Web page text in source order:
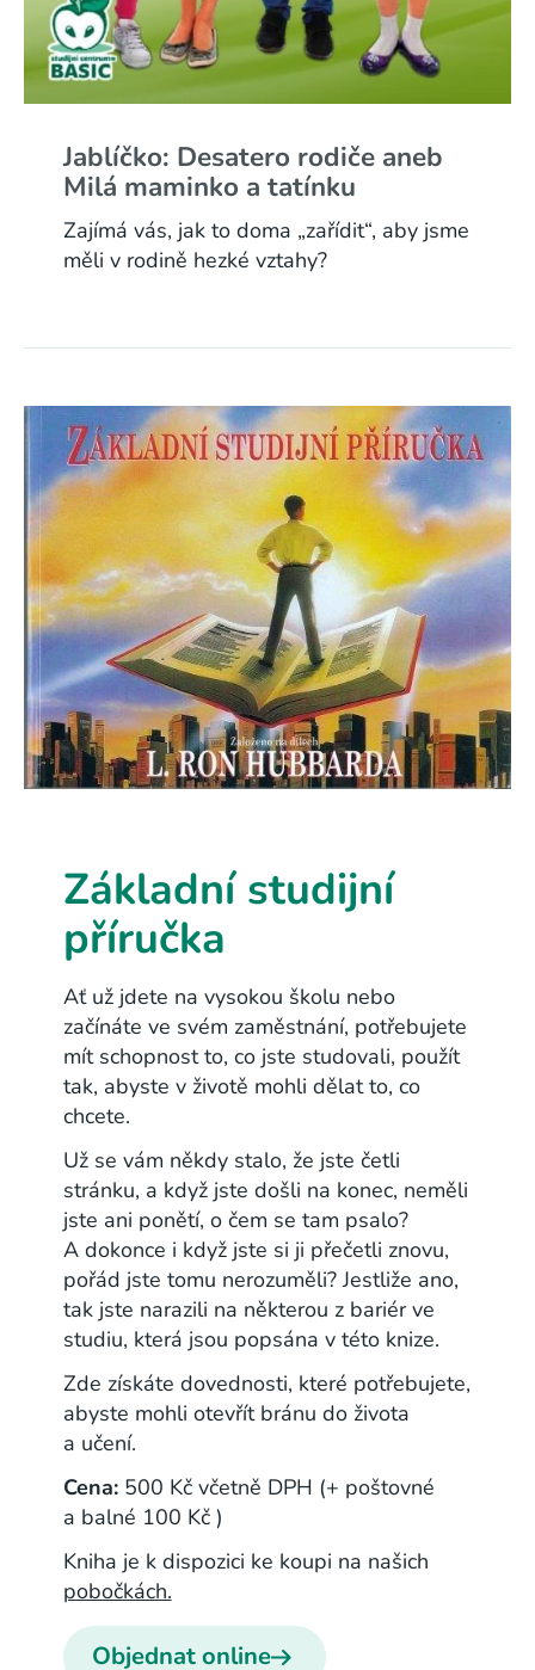
Jablíčko: Desatero rodiče aneb
Milá maminko a tatínku
Zajímá vás, jak to doma „zařídit“, aby jsme
měli v rodině hezké vztahy?
Základní studijní
příručka
Ať už jdete na vysokou školu nebo
začínáte ve svém zaměstnání, potřebujete
mít schopnost to, co jste studovali, použít
tak, abyste v životě mohli dělat to, co
chcete.
Už se vám někdy stalo, že jste četli
stránku, a když jste došli na konec, neměli
jste ani ponětí, o čem se tam psalo?
A dokonce i když jste si ji přečetli znovu,
pořád jste tomu nerozuměli? Jestliže ano,
tak jste narazili na některou z bariér ve
studiu, která jsou popsána v této knize.
Zde získáte dovednosti, které potřebujete,
abyste mohli otevřít bránu do života
a učení.
Cena: 500 Kč včetně DPH (+ poštovné
a balné 100 Kč )
Kniha je k dispozici ke koupi na našich
pobočkách.
Objednat online